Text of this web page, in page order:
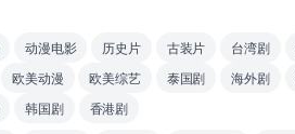
动漫电影 历史片 古装片 台湾剧
欧美动漫 欧美综艺 泰国剧 海外剧
韩国剧 香港剧